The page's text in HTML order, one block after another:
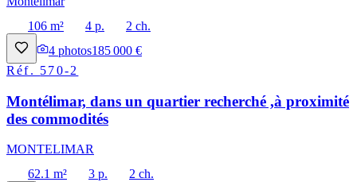
106 m²
4 p.
2 ch.
4 photos185 000 €
Réf. 570-2
Montélimar, dans un quartier recherché ,à proximité
des commodités
MONTELIMAR
62.1 m²
3 p.
2 ch.